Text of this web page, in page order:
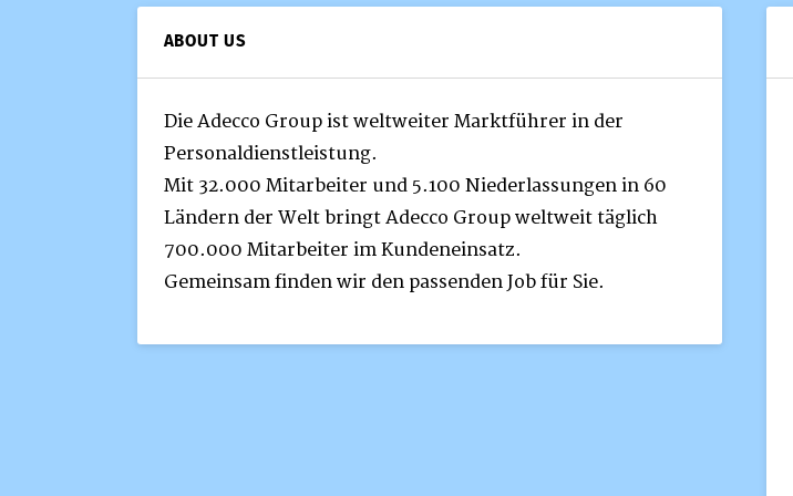
ABOUT US
Die Adecco Group ist weltweiter Marktführer in der
Personaldienstleistung.
Mit 32.000 Mitarbeiter und 5.100 Niederlassungen in 60
Ländern der Welt bringt Adecco Group weltweit täglich
700.000 Mitarbeiter im Kundeneinsatz.
Gemeinsam finden wir den passenden Job für Sie.